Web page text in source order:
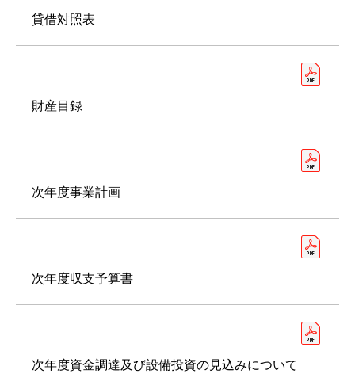
貸借対照表
財産目録
次年度事業計画
次年度収支予算書
次年度資金調達及び設備投資の見込みについて